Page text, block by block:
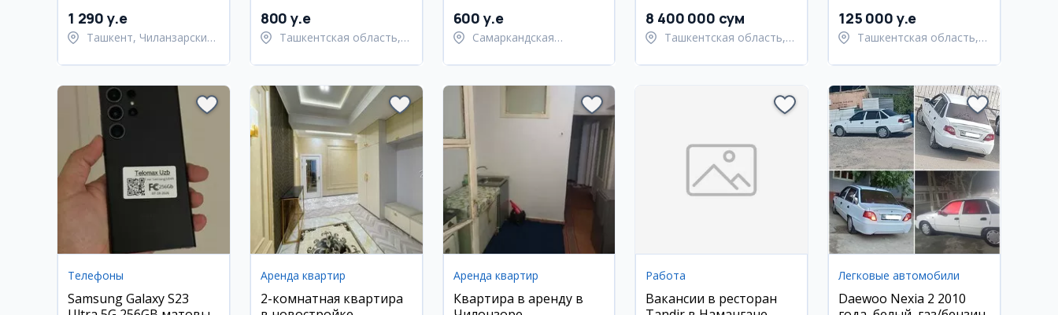
1 290 y.e
Ташкент, Чиланзарский
800 y.e
Ташкентская область,
600 y.e
Самаркандская
Самаркандский район
8 400 000 сум
Ташкентская область,
125 000 y.e
Ташкентская область,
Телефоны
Samsung Galaxy S23
Аренда квартир
2-комнатная квартира
Аренда квартир
Квартира в аренду в
Работа
Вакансии в ресторан
Легковые автомобили
Daewoo Nexia 2 2010